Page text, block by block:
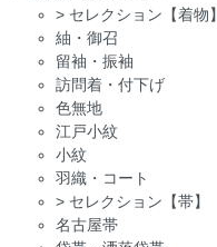
> セレクション【着物】
紬・御召
留袖・振袖
訪問着・付下げ
色無地
江戸小紋
小紋
羽織・コート
> セレクション【帯】
名古屋帯